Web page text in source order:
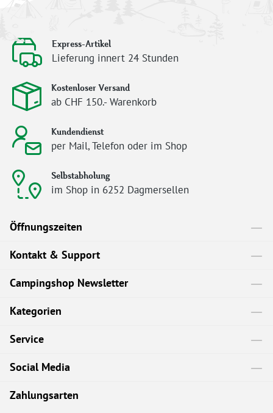
Express-Artikel
Lieferung innert 24 Stunden
Kostenloser Versand
ab CHF 150.- Warenkorb
Kundendienst
per Mail, Telefon oder im Shop
Selbstabholung
im Shop in 6252 Dagmersellen
Öffnungszeiten
Kontakt & Support
Campingshop Newsletter
Kategorien
Service
Social Media
Zahlungsarten